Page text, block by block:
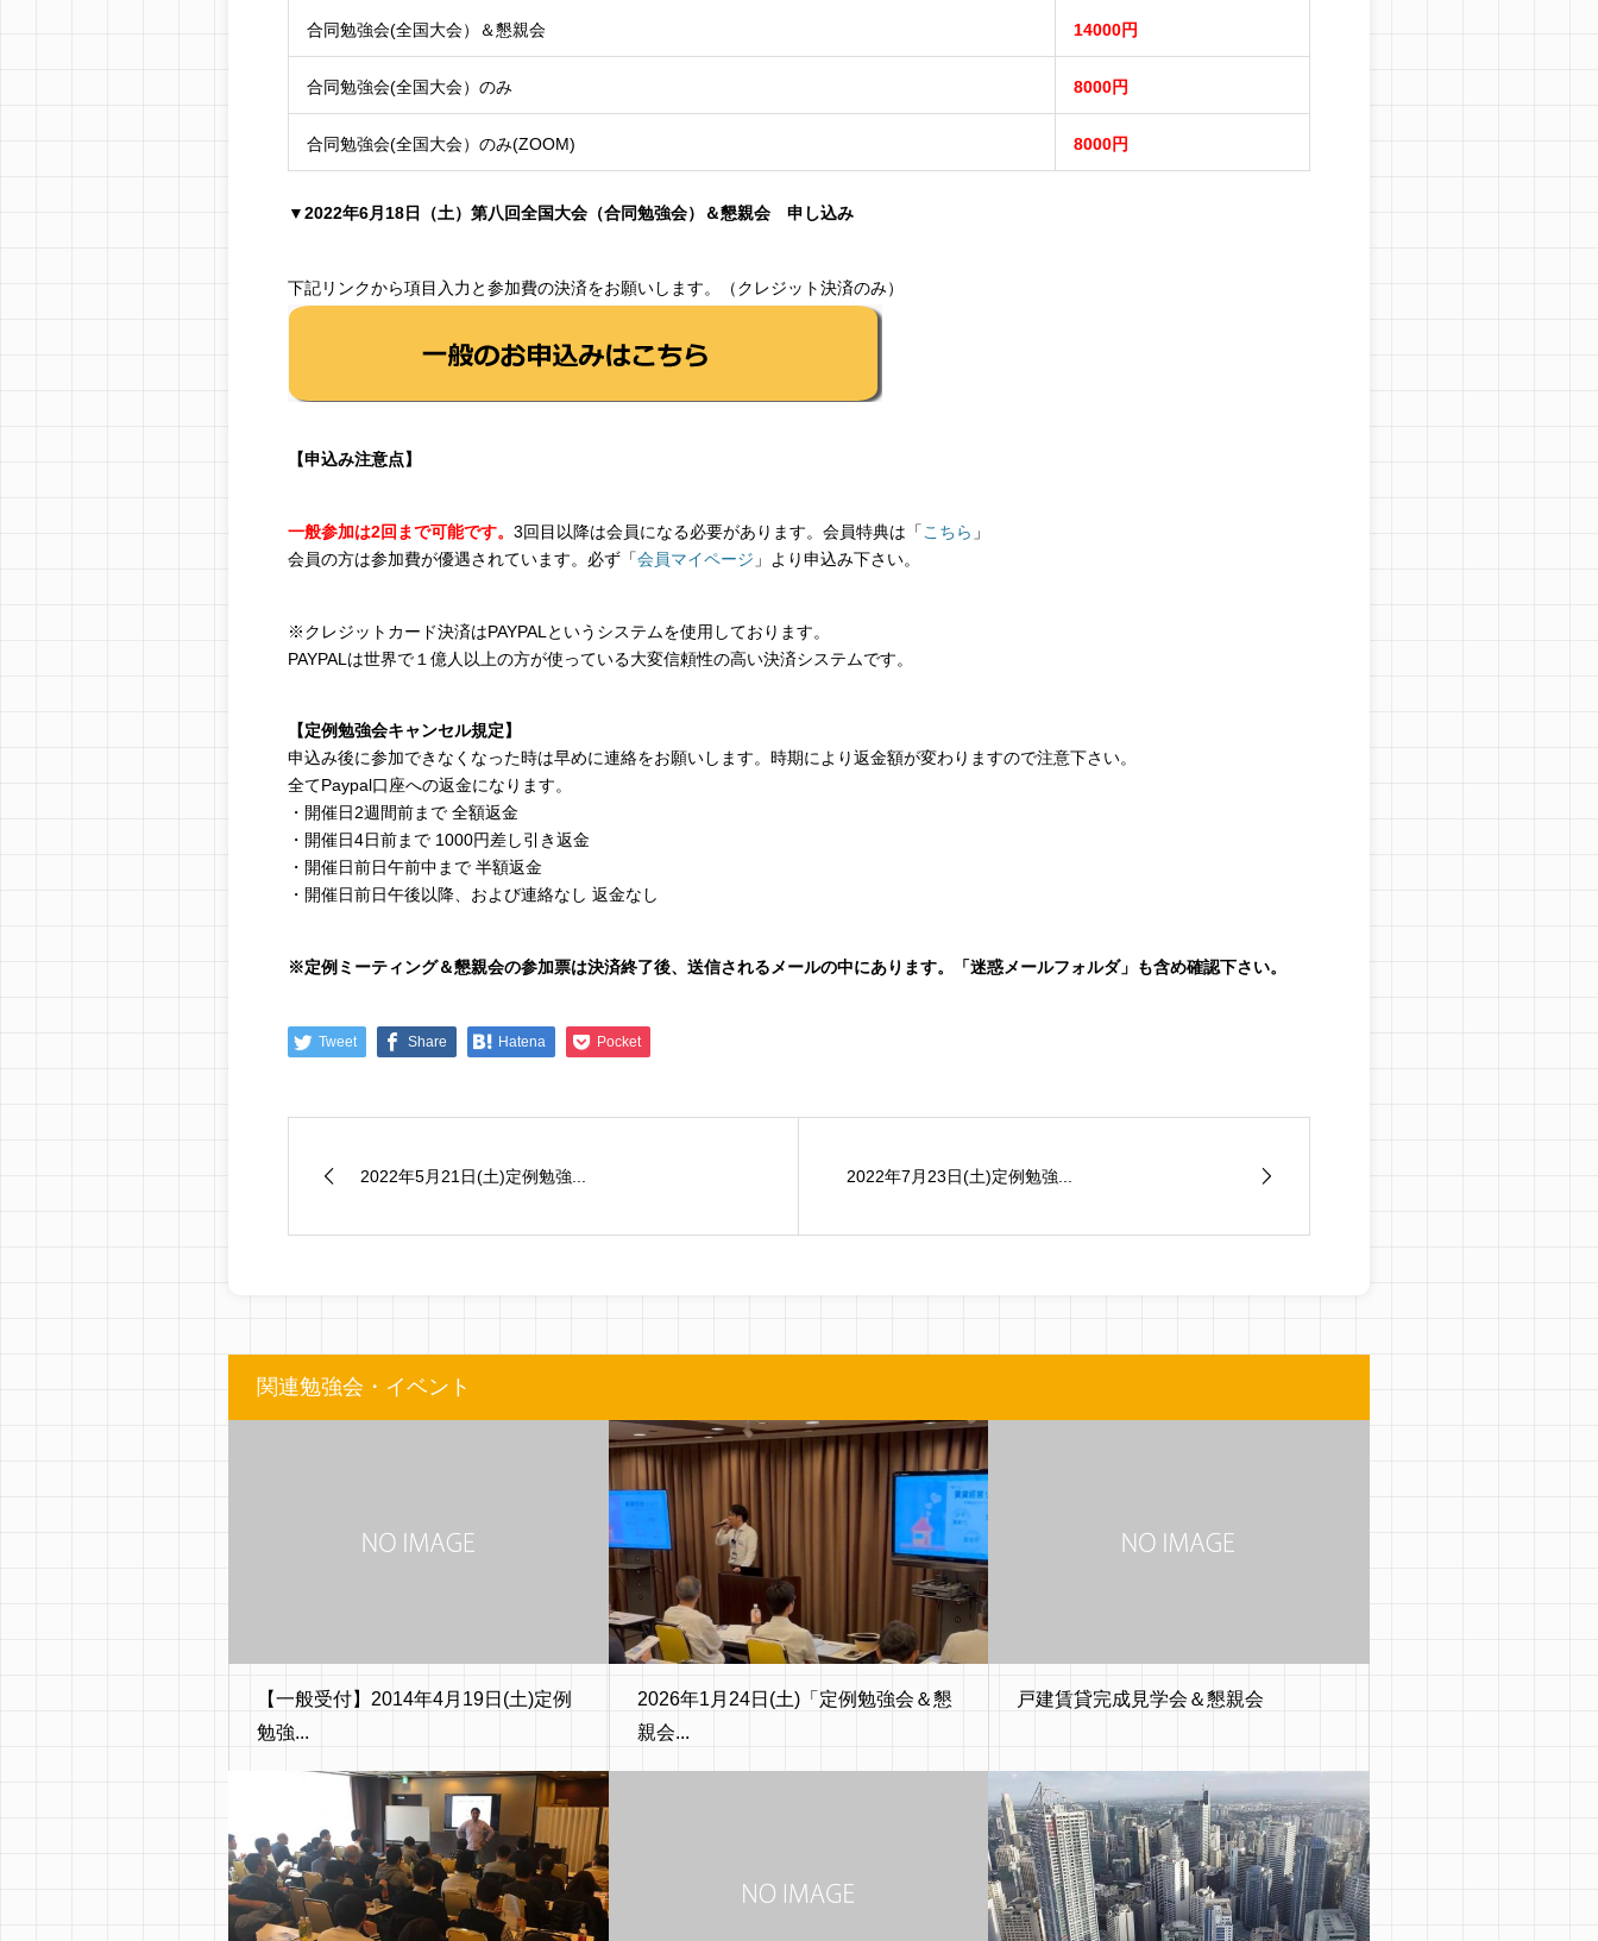
合同勉強会(全国大会）＆懇親会 14000円
合同勉強会(全国大会）のみ 8000円
合同勉強会(全国大会）のみ(ZOOM) 8000円
▼2022年6月18日（土）第八回全国大会（合同勉強会）＆懇親会 申し込み
下記リンクから項目入力と参加費の決済をお願いします。（クレジット決済のみ）
【申込み注意点】
一般参加は2回まで可能です。 3回目以降は会員になる必要があります。会員特典は「 こちら 」
会員の方は参加費が優遇されています。必ず「会員マイページ 」より申込み下さい。
※クレジットカード決済はPAYPALというシステムを使用しております。
PAYPALは世界で１億人以上の方が使っている大変信頼性の高い決済システムです。
【定例勉強会キャンセル規定】
申込み後に参加できなくなった時は早めに連絡をお願いします。時期により返金額が変わりますので注意下さい。
全てPaypal口座への返金になります。
・開催日2週間前まで 全額返金
・開催日4日前まで 1000円差し引き返金
・開催日前日午前中まで 半額返金
・開催日前日午後以降、および連絡なし 返金なし
※定例ミーティング＆懇親会の参加票は決済終了後、送信されるメールの中にあります。「迷惑メールフォルダ」も含め確認下さい。
Tweet Share Hatena Pocket
2022年5月21日(土)定例勉強... 2022年7月23日(土)定例勉強...
関連勉強会・イベント
【一般受付】2014年4月19日(土)定例
勉強...
2026年1月24日(土)「定例勉強会＆懇
親会...
戸建賃貸完成見学会＆懇親会